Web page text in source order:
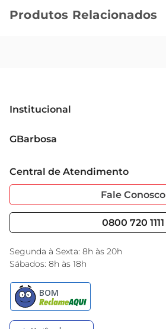
Produtos Relacionados
Institucional
Grupo Cencosud
Sobre Privacidade
Portal do Fornecedo
Nossas Lojas
GBarbosa
Garantia Estendida
Serviços
Black Friday
Encarte do Dia
Central de Atendimento
Fale Conosco
0800 720 1111
Segunda à Sexta: 8h às 20h
Sábados: 8h às 18h